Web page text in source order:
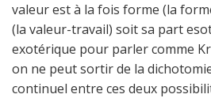
valeur est à la fois forme (la
(la valeur-travail) soit sa part
exotérique pour parler comme
on ne peut sortir de la
continuel entre ces deux